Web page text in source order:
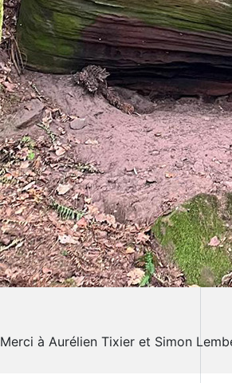
Merci à Aurélien Tixier et Simon